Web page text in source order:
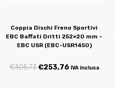
Coppia Dischi Freno Sportivi
EBC Baffati Dritti 252×20 mm –
EBC USR (EBC-USR1450)
€305,73€253,76 IVA inclusa